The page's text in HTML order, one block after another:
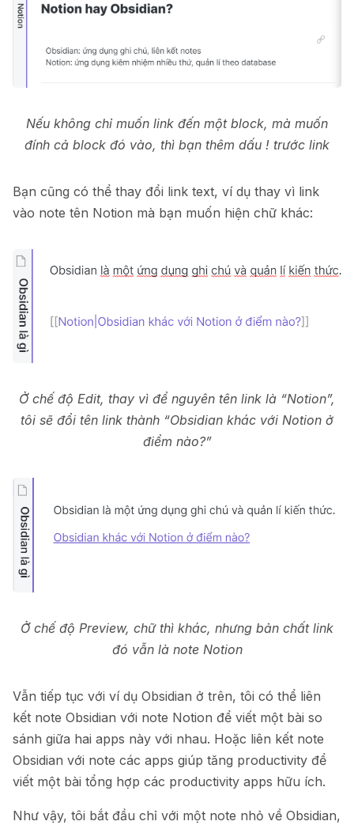
Nếu không chỉ muốn link đến một block, mà muốn
đính cả block đó vào, thì bạn thêm dấu ! trước link
Bạn cũng có thể thay đổi link text, ví dụ thay vì link
vào note tên Notion mà bạn muốn hiện chữ khác:
Ở chế độ Edit, thay vì để nguyên tên link là “Notion”,
tôi sẽ đổi tên link thành “Obsidian khác với Notion ở
điểm nào?”
Ở chế độ Preview, chữ thì khác, nhưng bản chất link
đó vẫn là note Notion
Vẫn tiếp tục với ví dụ Obsidian ở trên, tôi có thể liên
kết note Obsidian với note Notion để viết một bài so
sánh giữa hai apps này với nhau. Hoặc liên kết note
Obsidian với note các apps giúp tăng productivity để
viết một bài tổng hợp các productivity apps hữu ích.
Như vậy, tôi bắt đầu chỉ với một note nhỏ về Obsidian,